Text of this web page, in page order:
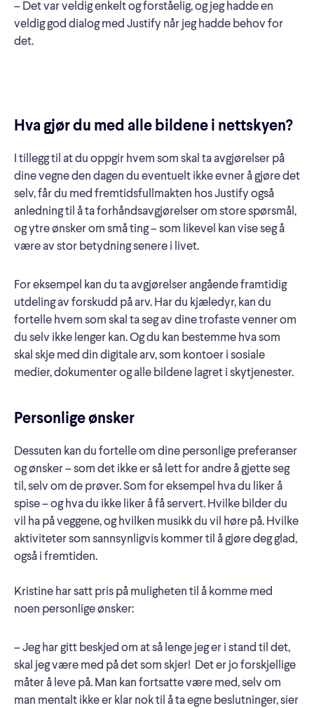
– Det var veldig enkelt og forståelig, og jeg hadde en
veldig god dialog med Justify når jeg hadde behov for
det.
Hva gjør du med alle bildene i nettskyen?
I tillegg til at du oppgir hvem som skal ta avgjørelser på
dine vegne den dagen du eventuelt ikke evner å gjøre det
selv, får du med fremtidsfullmakten hos Justify også
anledning til å ta forhåndsavgjørelser om store spørsmål,
og ytre ønsker om små ting – som likevel kan vise seg å
være av stor betydning senere i livet.
For eksempel kan du ta avgjørelser angående framtidig
utdeling av forskudd på arv. Har du kjæledyr, kan du
fortelle hvem som skal ta seg av dine trofaste venner om
du selv ikke lenger kan. Og du kan bestemme hva som
skal skje med din digitale arv, som kontoer i sosiale
medier, dokumenter og alle bildene lagret i skytjenester.
Personlige ønsker
Dessuten kan du fortelle om dine personlige preferanser
og ønsker – som det ikke er så lett for andre å gjette seg
til, selv om de prøver. Som for eksempel hva du liker å
spise – og hva du ikke liker å få servert. Hvilke bilder du
vil ha på veggene, og hvilken musikk du vil høre på. Hvilke
aktiviteter som sannsynligvis kommer til å gjøre deg glad,
også i fremtiden.
Kristine har satt pris på muligheten til å komme med
noen personlige ønsker:
– Jeg har gitt beskjed om at så lenge jeg er i stand til det,
skal jeg være med på det som skjer! Det er jo forskjellige
måter å leve på. Man kan fortsatte være med, selv om
man mentalt ikke er klar nok til å ta egne beslutninger, sier